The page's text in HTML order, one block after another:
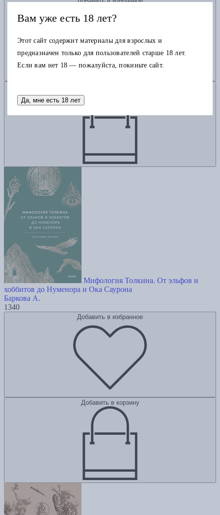
Мифология Толкина. От эльфов и
хоббитов до Нуменора и Ока Саурона
Баркова А.
1340
Добавить в избранное
Добавить в корзину
Вам уже есть 18 лет?
Этот сайт содержит материалы для взрослых и
предназначен только для пользователей старше 18 лет.
Если вам нет 18 — пожалуйста, покиньте сайт.
Да, мне есть 18 лет